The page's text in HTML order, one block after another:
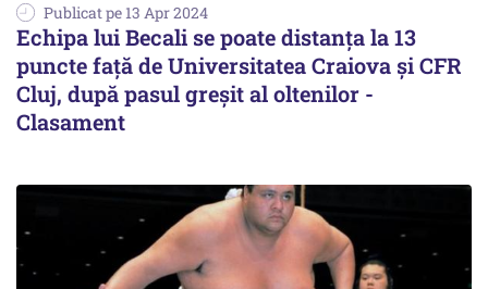
Publicat pe 13 Apr 2024
Echipa lui Becali se poate distanța la 13
puncte față de Universitatea Craiova și CFR
Cluj, după pasul greșit al oltenilor -
Clasament